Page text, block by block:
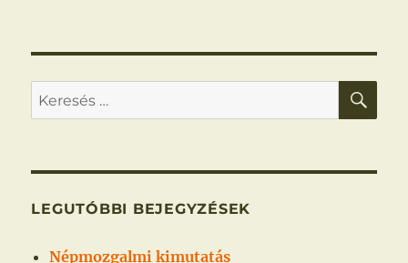
Keresés
a
kifejezésre:
LEGUTÓBBI BEJEGYZÉSEK
Népmozgalmi kimutatás